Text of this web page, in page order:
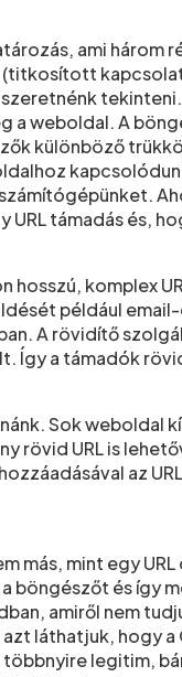
ami három
a weboldal. A
különböző
támadás és,
hosszú, komplex
például
A rövidítő
Így a támadók
Sok weboldal
rövid URL is
az
más, mint egy
böngészőt és így
amiről nem
láthatjuk, hogy
legitim,